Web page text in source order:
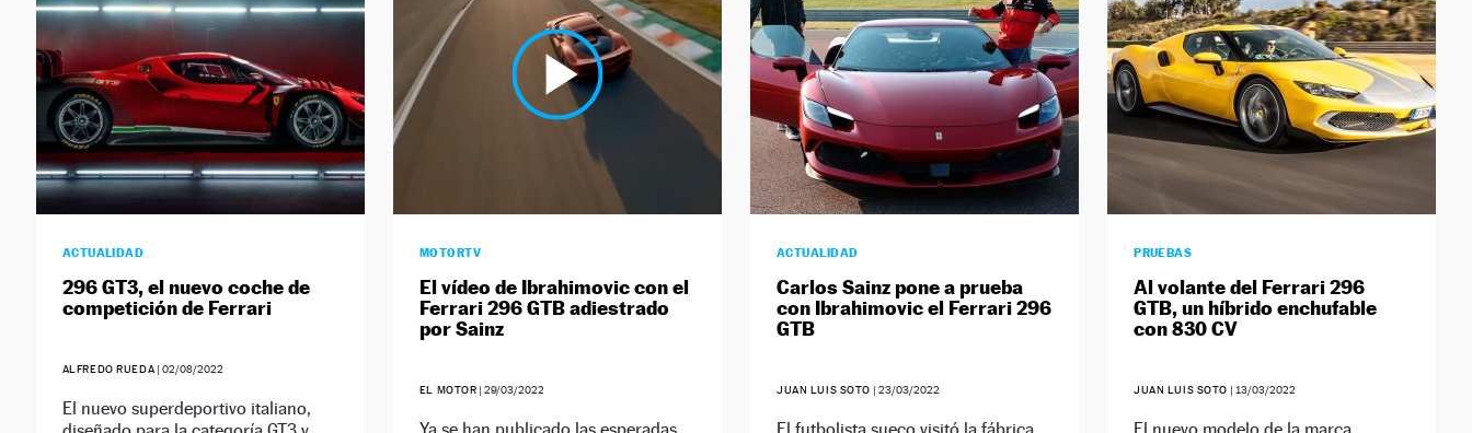
ACTUALIDAD
296 GT3, el nuevo coche de
competición de Ferrari
ALFREDO RUEDA |02/08/2022
El nuevo superdeportivo italiano,
MOTORTV
El vídeo de Ibrahimovic con el
Ferrari 296 GTB adiestrado
por Sainz
EL MOTOR |29/03/2022
ACTUALIDAD
Carlos Sainz pone a prueba
con Ibrahimovic el Ferrari 296
GTB
JUAN LUIS SOTO | 23/03/2022
PRUEBAS
Al volante del Ferrari 296
GTB, un híbrido enchufable
con 830 CV
JUAN LUIS SOTO | 13/03/2022